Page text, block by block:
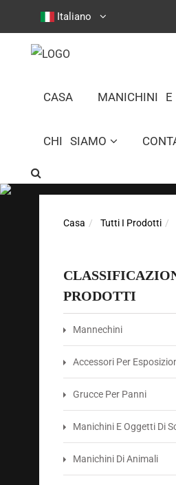
Italiano
CASA MANICHINI
CHI SIAMO
Casa Tutti I Prodotti
PRODOTTI
Mannechini
Accessori Per
Grucce Per Panni
Manichini E Oggetti Di
Manichini Di Animali